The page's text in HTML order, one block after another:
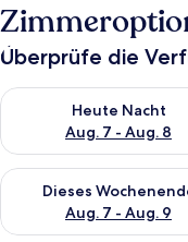
Überprüfe die
Heute Nacht
Aug. 7 - Aug. 8
Überprüfe die
Dieses
Aug. 7 - Aug. 9
Überprüfe die